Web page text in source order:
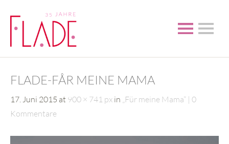
FLADE-FÅR MEINE MAMA
17. Juni 2015 at 900 × 741 px in „Für meine Mama“ 0
Kommentare